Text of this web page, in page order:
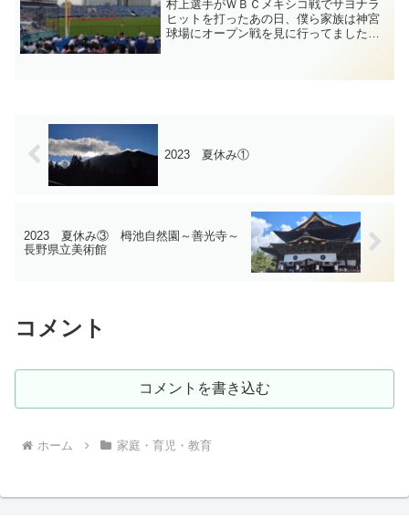
村上選手がＷＢＣメキシコ戦でサヨナラ
ヒットを打ったあの日、僕ら家族は神宮
球場にオープン戦を見に行ってました。
2023 夏休み①
2023 夏休み③ 栂池自然園～善光寺～
長野県立美術館
コメント
コメントを書き込む
ホーム 家庭・育児・教育